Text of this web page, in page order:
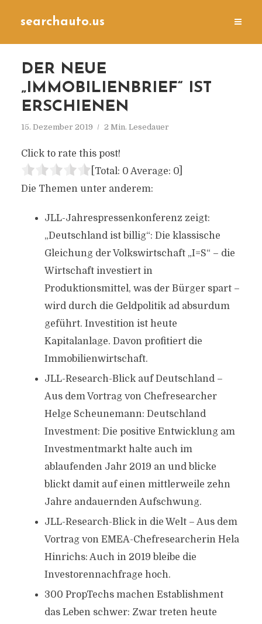
searchauto.us
DER NEUE
„IMMOBILIENBRIEF“ IST
ERSCHIENEN
15. Dezember 2019 2 Min. Lesedauer
Click to rate this post!
[Total: 0 Average: 0]
Die Themen unter anderem:
JLL-Jahrespressenkonferenz zeigt:
„Deutschland ist billig“: Die klassische
Gleichung der Volkswirtschaft „I=S“ – die
Wirtschaft investiert in
Produktionsmittel, was der Bürger spart –
wird durch die Geldpolitik ad absurdum
geführt. Investition ist heute
Kapitalanlage. Davon profitiert die
Immobilienwirtschaft.
JLL-Research-Blick auf Deutschland –
Aus dem Vortrag von Chefresearcher
Helge Scheunemann: Deutschland
Investment: Die positive Entwicklung am
Investmentmarkt halte auch im
ablaufenden Jahr 2019 an und blicke
blickt damit auf einen mittlerweile zehn
Jahre andauernden Aufschwung.
JLL-Research-Blick in die Welt – Aus dem
Vortrag von EMEA-Chefresearcherin Hela
Hinrichs: Auch in 2019 bleibe die
Investorennachfrage hoch.
300 PropTechs machen Establishment
das Leben schwer: Zwar treten heute